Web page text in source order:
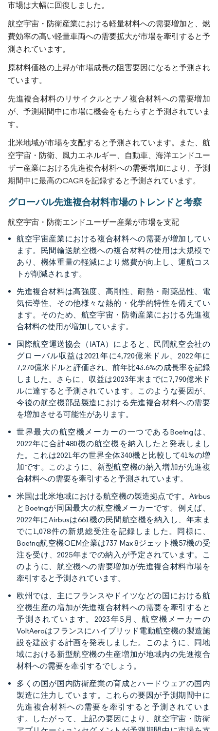
市場は大幅に回復しました。
航空宇宙・防衛産業における軽量材料への需要増加と、燃
費効率の高い軽量車両への需要拡大が市場を牽引すると予
測されています。
原材料価格の上昇が市場成長の阻害要因になると予測され
ています。
先進複合材料のリサイクルとナノ複合材料への需要増加
が、予測期間中に市場に機会をもたらすと予測されていま
す。
北米地域が市場を支配すると予測されています。また、航
空宇宙・防衛、風力エネルギー、自動車、海洋エンドユー
ザー産業における先進複合材料への需要増加により、予測
期間中に最高のCAGRを記録すると予測されています。
グローバル先進複合材料市場のトレンドと考察
航空宇宙・防衛エンドユーザー産業が市場を支配
航空宇宙産業における複合材料への需要が増加してい
ます。民間輸送航空機への複合材料の使用は大規模で
あり、機体重量の軽減により燃費が向上し、運航コス
トが削減されます。
先進複合材料は高強度、高剛性、耐熱・耐薬品性、電
気伝導性、その他様々な熱的・化学的特性を備えてい
ます。そのため、航空宇宙・防衛産業における先進複
合材料の使用が増加しています。
国際航空運送協会（IATA）によると、民間航空会社の
グローバル収益は2021年に4,720億米ドル、2022年に
7,270億米ドルと評価され、前年比43.6%の成長率を記録
しました。さらに、収益は2023年末までに7,790億米ド
ルに達すると予測されています。このような要因が、
今後の航空機部品製造における先進複合材料への需要
を増加させる可能性があります。
世界最大の航空機メーカーの一つであるBoeingは、
2022年に合計480機の航空機を納入したと発表しまし
た。これは2021年の世界全体340機と比較して41%の増
加です。このように、新型航空機の納入増加が先進複
合材料への需要を牽引すると予測されています。
米国は北米地域における航空機の製造拠点です。Airbus
とBoeingが同国最大の航空機メーカーです。例えば、
2022年にAirbusは661機の民間航空機を納入し、年末ま
でに1,078件の新規総受注を記録しました。同様に、
Boeing航空機OEM企業は737 Max 8ジェット機57機の受
注を受け、2025年までの納入が予定されています。こ
のように、航空機への需要増加が先進複合材料市場を
牽引すると予測されています。
欧州では、主にフランスやドイツなどの国における航
空機生産の増加が先進複合材料への需要を牽引すると
予測されています。2023年5月、航空機メーカーの
VoltAeroはフランスにハイブリッド電動航空機の製造施
設を建設する計画を発表しました。このように、同地
域における新型航空機の生産増加が地域内の先進複合
材料への需要を牽引するでしょう。
多くの国が国内防衛産業の育成とハードウェアの国内
製造に注力しています。これらの要因が予測期間中に
先進複合材料への需要を牽引すると予測されていま
す。したがって、上記の要因により、航空宇宙・防衛